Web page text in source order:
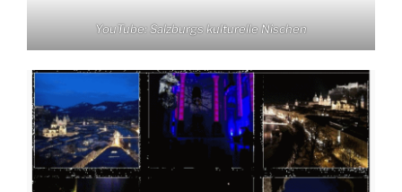
YouTube: Salzburgs kulturelle Nischen